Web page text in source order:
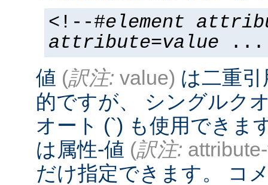
<!--#element
attribute=value ...
値 (訳注: value) は二重
的ですが、 シングルク
オート (`) も使用できま
は属性-値 (訳注:
だけ指定できます。 コ